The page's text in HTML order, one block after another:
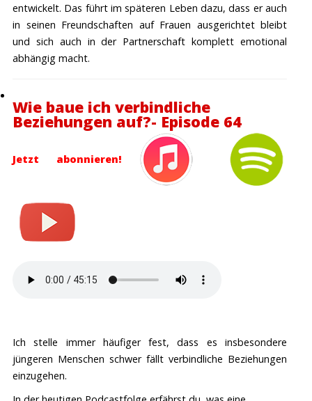
entwickelt. Das führt im späteren Leben dazu, dass er auch
in seinen Freundschaften auf Frauen ausgerichtet bleibt
und sich auch in der Partnerschaft komplett emotional
abhängig macht.
Wie baue ich verbindliche
Beziehungen auf?- Episode 64
Jetzt abonnieren!
Ich stelle immer häufiger fest, dass es insbesondere
jüngeren Menschen schwer fällt verbindliche Beziehungen
einzugehen.